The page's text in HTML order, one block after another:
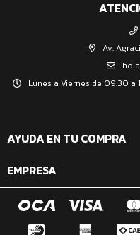
Av.
Lunes a Viernes de 09:30
AYUDA EN TU COMPRA
EMPRESA